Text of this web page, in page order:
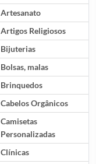
Artesanato
Artigos Religiosos
Bijuterias
Bolsas, malas
Brinquedos
Cabelos Orgânicos
Camisetas
Personalizadas
Clínicas